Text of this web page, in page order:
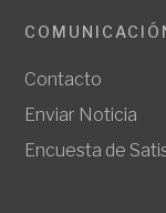
Contacto
Enviar Noticia
Encuesta de